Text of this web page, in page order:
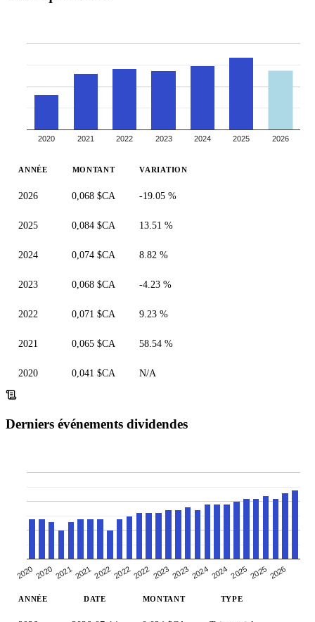
2020 2021 2022 2023 2024 2025 2026
ANNÉE MONTANT VARIATION
2026 0,068 $CA -19.05 %
2025 0,084 $CA 13.51 %
2024 0,074 $CA 8.82 %
2023 0,068 $CA -4.23 %
2022 0,071 $CA 9.23 %
2021 0,065 $CA 58.54 %
2020 0,041 $CA N/A
Derniers événements dividendes
2020 2020 20212021202220222022 202320232024 2024 2025 2025 2026
ANNÉE DATE MONTANT TYPE